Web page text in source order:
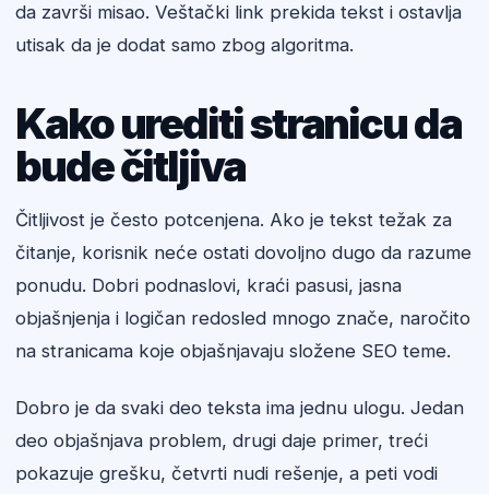
da završi misao. Veštački link prekida tekst i ostavlja
utisak da je dodat samo zbog algoritma.
Kako urediti stranicu da
bude čitljiva
Čitljivost je često potcenjena. Ako je tekst težak za
čitanje, korisnik neće ostati dovoljno dugo da razume
ponudu. Dobri podnaslovi, kraći pasusi, jasna
objašnjenja i logičan redosled mnogo znače, naročito
na stranicama koje objašnjavaju složene SEO teme.
Dobro je da svaki deo teksta ima jednu ulogu. Jedan
deo objašnjava problem, drugi daje primer, treći
pokazuje grešku, četvrti nudi rešenje, a peti vodi